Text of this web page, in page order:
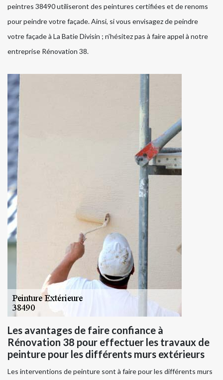
peintres 38490 utiliseront des peintures certifiées et de renoms
pour peindre votre façade. Ainsi, si vous envisagez de peindre
votre façade à La Batie Divisin ; n’hésitez pas à faire appel à notre
entreprise Rénovation 38.
Les avantages de faire confiance à
Rénovation 38 pour effectuer les travaux de
peinture pour les différents murs extérieurs
Les interventions de peinture sont à faire pour les différents murs